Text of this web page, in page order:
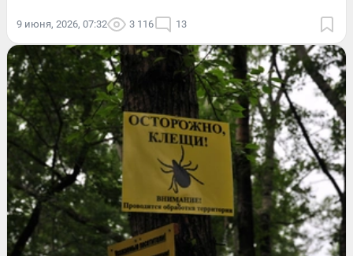
9 июня, 2026, 07:32 3 116 13